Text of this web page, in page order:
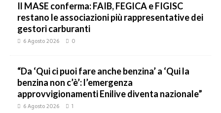
Il MASE conferma: FAIB, FEGICA e FIGISC
restano le associazioni più rappresentative dei
gestori carburanti
6 Agosto 2026 0
“Da ‘Qui ci puoi fare anche benzina’ a ‘Qui la
benzina non c’è’: l’emergenza
approvvigionamenti Enilive diventa nazionale”
6 Agosto 2026 1